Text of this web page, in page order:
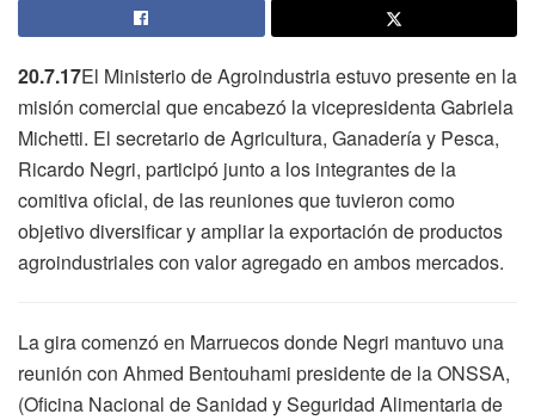
20.7.17El Ministerio de Agroindustria estuvo presente en la
misión comercial que encabezó la vicepresidenta Gabriela
Michetti. El secretario de Agricultura, Ganadería y Pesca,
Ricardo Negri, participó junto a los integrantes de la
comitiva oficial, de las reuniones que tuvieron como
objetivo diversificar y ampliar la exportación de productos
agroindustriales con valor agregado en ambos mercados.
La gira comenzó en Marruecos donde Negri mantuvo una
reunión con Ahmed Bentouhami presidente de la ONSSA,
(Oficina Nacional de Sanidad y Seguridad Alimentaria de